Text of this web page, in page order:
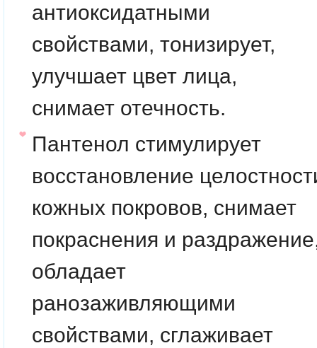
антиоксидатными
свойствами, тонизирует,
улучшает цвет лица,
снимает отечность.
Пантенол стимулирует
восстановление
кожных покровов, снимает
покраснения и
обладает
ранозаживляющими
свойствами, сглаживает